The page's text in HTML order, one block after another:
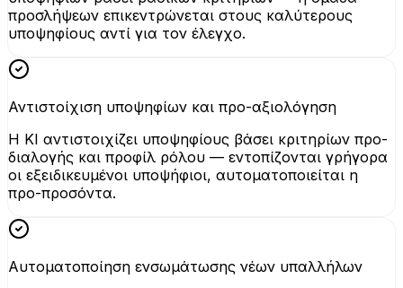
προσλήψεων επικεντρώνεται στους καλύτερους
υποψηφίους αντί για τον έλεγχο.
Αντιστοίχιση υποψηφίων και προ-αξιολόγηση
Η KI αντιστοιχίζει υποψηφίους βάσει κριτηρίων προ-
διαλογής και προφίλ ρόλου — εντοπίζονται γρήγορα
οι εξειδικευμένοι υποψήφιοι, αυτοματοποιείται η
προ-προσόντα.
Αυτοματοποίηση ενσωμάτωσης νέων υπαλλήλων